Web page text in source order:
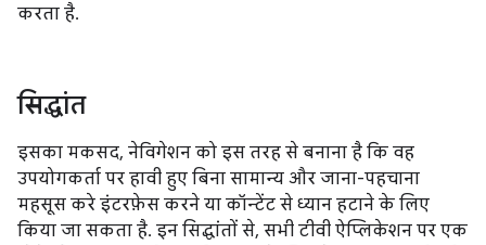
करता है.
सिद्धांत
इसका मकसद, नेविगेशन को इस तरह से बनाना है कि वह
उपयोगकर्ता पर हावी हुए बिना सामान्य और जाना-पहचाना
महसूस करे इंटरफ़ेस करने या कॉन्टेंट से ध्यान हटाने के लिए
किया जा सकता है. इन सिद्धांतों से, सभी टीवी ऐप्लिकेशन पर एक